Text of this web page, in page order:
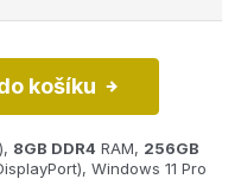
košíku
8GB DDR4 RAM, 256GB
Windows 11 Pro